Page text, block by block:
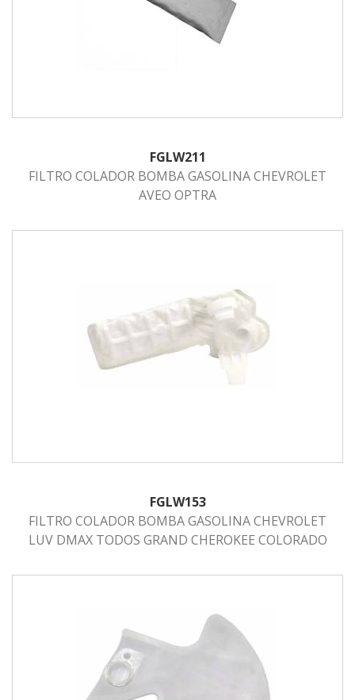
FGLW211
FILTRO COLADOR BOMBA GASOLINA CHEVROLET
AVEO OPTRA
FGLW153
FILTRO COLADOR BOMBA GASOLINA CHEVROLET
LUV DMAX TODOS GRAND CHEROKEE COLORADO